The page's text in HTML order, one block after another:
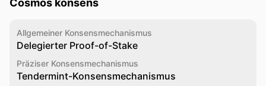
Cosmos konsens
Allgemeiner Konsensmechanismus
Delegierter Proof-of-Stake
Präziser Konsensmechanismus
Tendermint-Konsensmechanismus